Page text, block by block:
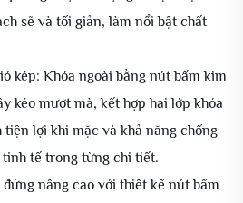
sẽ và tối giản, làm nổi bật chất
kép: Khóa ngoài bằng nút bấm kim
kéo mượt mà, kết hợp hai lớp khóa
lợi khi mặc và khả năng chống
tế trong từng chi tiết.
nâng cao với thiết kế nút bấm